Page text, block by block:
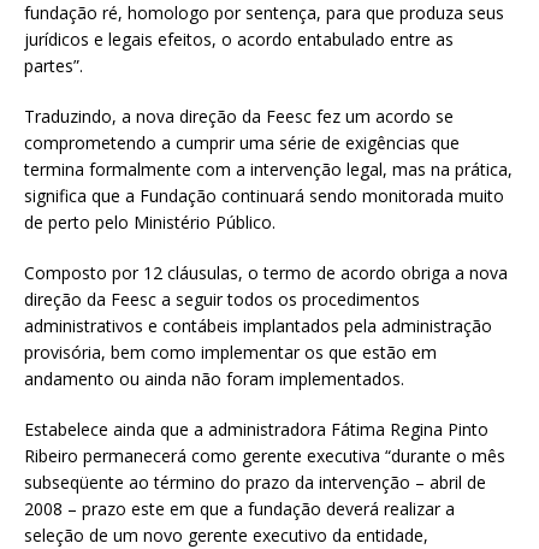
fundação ré, homologo por sentença, para que produza seus
jurídicos e legais efeitos, o acordo entabulado entre as
partes”.
Traduzindo, a nova direção da Feesc fez um acordo se
comprometendo a cumprir uma série de exigências que
termina formalmente com a intervenção legal, mas na prática,
significa que a Fundação continuará sendo monitorada muito
de perto pelo Ministério Público.
Composto por 12 cláusulas, o termo de acordo obriga a nova
direção da Feesc a seguir todos os procedimentos
administrativos e contábeis implantados pela administração
provisória, bem como implementar os que estão em
andamento ou ainda não foram implementados.
Estabelece ainda que a administradora Fátima Regina Pinto
Ribeiro permanecerá como gerente executiva “durante o mês
subseqüente ao término do prazo da intervenção – abril de
2008 – prazo este em que a fundação deverá realizar a
seleção de um novo gerente executivo da entidade,